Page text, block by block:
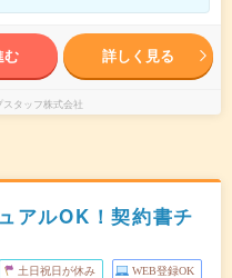
む 詳しく見る
タッフ株式会社
アルOK！契約書チ
土日祝日が休み WEB登録OK